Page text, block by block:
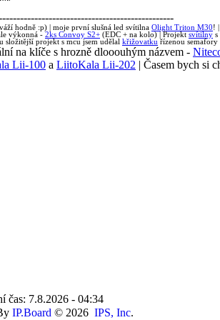
hodně :p) | moje první slušná led svítilna Olight Triton M30!
výkonná - 2ks Convoy S2+ (EDC + na kolo) | Projekt svítilny s
projekt s mcu jsem udělal křižovatku řízenou semafory
na klíče s hrozně dlooouhým názvem -
Lii-100 a LiitoKala Lii-202 | Časem bych si
čas: 7.8.2026 - 04:34
IP.Board © 2026 IPS, Inc.